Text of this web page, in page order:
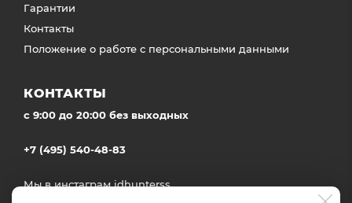
Гарантии
Контакты
Положение о работе с персональными данными
КОНТАКТЫ
c 9:00 до 20:00 без выходных
+7 (495) 540-48-83
Мы в инстаграмidhunterss